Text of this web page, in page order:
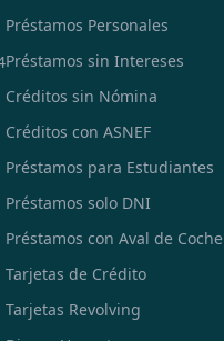
Préstamos Personales
Préstamos sin Intereses
Créditos sin Nómina
Créditos con ASNEF
Préstamos para Estudiantes
Préstamos solo DNI
Préstamos con Aval de Coche
Tarjetas de Crédito
Tarjetas Revolving